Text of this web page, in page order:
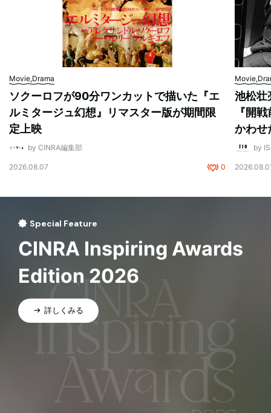
Movie,Drama
ソクーロフが90分ワンカットで描いた『エ
ルミタージュ幻想』リマスター版が期間限
定上映
by CINRA編集部
2026.08.07 0
池松壮
『開
かわせ
by
Special Feature
CINRA Inspiring Awards
Edition 2026
詳しくみる